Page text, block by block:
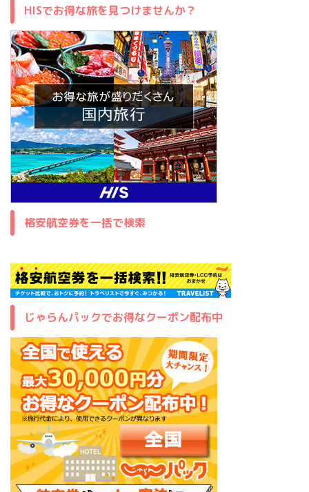
HISでお得な旅を見つけませんか？
格安航空券を一括で検索
じゃらんパックでお得なクーポン配布中